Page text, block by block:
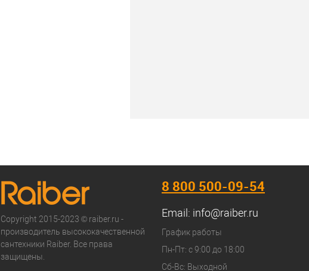
Copyright 2015-2023 © raiber.ru -
производитель высококачественной
сантехники Raiber. Все права
защищены.
8 800 500-09-54
Email: info@raiber.ru
График работы
Пн-Пт: с 9:00 до 18:00
Сб-Вс: Выходной